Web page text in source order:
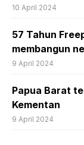
10 April 2024
57 Tahun
membangun
9 April 2024
Papua Barat
Kementan
9 April 2024